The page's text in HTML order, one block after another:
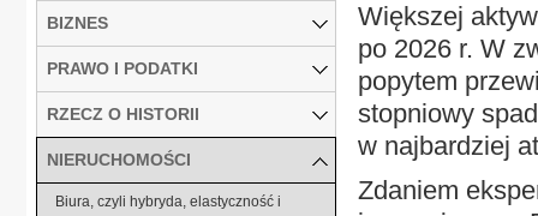
Większej
po 2026 r. W
popytem
stopniowy
w najbardziej
Zdaniem
BIZNES
PRAWO I PODATKI
RZECZ O HISTORII
NIERUCHOMOŚCI
Biura, czyli hybryda, elastyczność i